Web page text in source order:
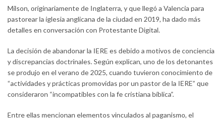
Milson, originariamente de Inglaterra, y que llegó a Valencia para
pastorear la iglesia anglicana de la ciudad en 2019, ha dado más
detalles en conversación con Protestante Digital.
La decisión de abandonar la IERE es debido a motivos de conciencia
y discrepancias doctrinales. Según explican, uno de los detonantes
se produjo en el verano de 2025, cuando tuvieron conocimiento de
“actividades y prácticas promovidas por un pastor de la IERE” que
consideraron “incompatibles con la fe cristiana bíblica”.
Entre ellas mencionan elementos vinculados al paganismo, el